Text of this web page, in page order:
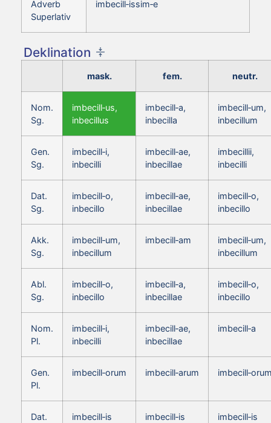
Adverb
Superlativ
imbecill‑issim‑e
Deklination
mask. fem. neutr.
Nom.
Sg.
imbecill‑us,
inbecillus
imbecill‑a,
inbecilla
imbecill‑um,
inbecillum
Gen.
Sg.
imbecill‑i,
inbecilli
imbecill‑ae,
inbecillae
imbecillii,
inbecilli
Dat.
Sg.
imbecill‑o,
inbecillo
imbecill‑ae,
inbecillae
imbecill‑o,
inbecillo
Akk.
Sg.
imbecill‑um,
inbecillum
imbecill‑am
imbecill‑um,
inbecillum
Abl.
Sg.
imbecill‑o,
inbecillo
imbecill‑a,
inbecillae
imbecill‑o,
inbecillo
Nom.
Pl.
imbecill‑i,
inbecilli
imbecill‑ae,
inbecillae
imbecill‑a
Gen.
Pl.
imbecill‑orum imbecill‑arum
Dat.
imbecill‑is imbecill‑is imbecill‑is